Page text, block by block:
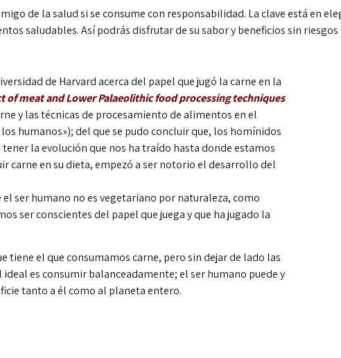
de la salud si se consume con responsabilidad. La clave está en
saludables. Así podrás disfrutar de su sabor y beneficios sin riesgos
de Harvard acerca del papel que jugó la carne en la
of meat and Lower Palaeolithic food processing techniques
y las técnicas de procesamiento de alimentos en el
humanos»); del que se pudo concluir que, los homínidos
la evolución que nos ha traído hasta donde estamos
carne en su dieta, empezó a ser notorio el desarrollo del
ser humano no es vegetariano por naturaleza, como
ser conscientes del papel que juega y que ha jugado la
tiene el que consumamos carne, pero sin dejar de lado las
es consumir balanceadamente; el ser humano puede y
tanto a él como al planeta entero.